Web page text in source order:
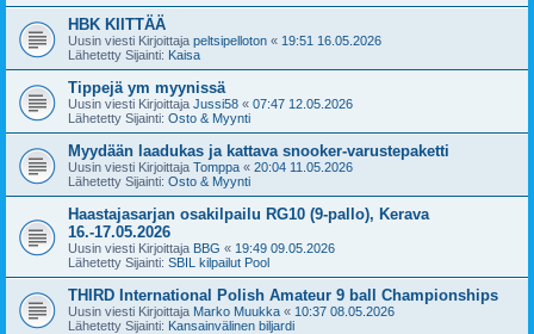
HBK KIITTÄÄ
Uusin viesti Kirjoittaja peltsipelloton « 19:51 16.05.2026
Lähetetty Sijainti: Kaisa
Tippejä ym myynissä
Uusin viesti Kirjoittaja Jussi58 « 07:47 12.05.2026
Lähetetty Sijainti: Osto & Myynti
Myydään laadukas ja kattava snooker-varustepaketti
Uusin viesti Kirjoittaja Tomppa « 20:04 11.05.2026
Lähetetty Sijainti: Osto & Myynti
Haastajasarjan osakilpailu RG10 (9-pallo), Kerava
16.-17.05.2026
Uusin viesti Kirjoittaja BBG « 19:49 09.05.2026
Lähetetty Sijainti: SBIL kilpailut Pool
THIRD International Polish Amateur 9 ball Championships
Uusin viesti Kirjoittaja Marko Muukka « 10:37 08.05.2026
Lähetetty Sijainti: Kansainvälinen biljardi